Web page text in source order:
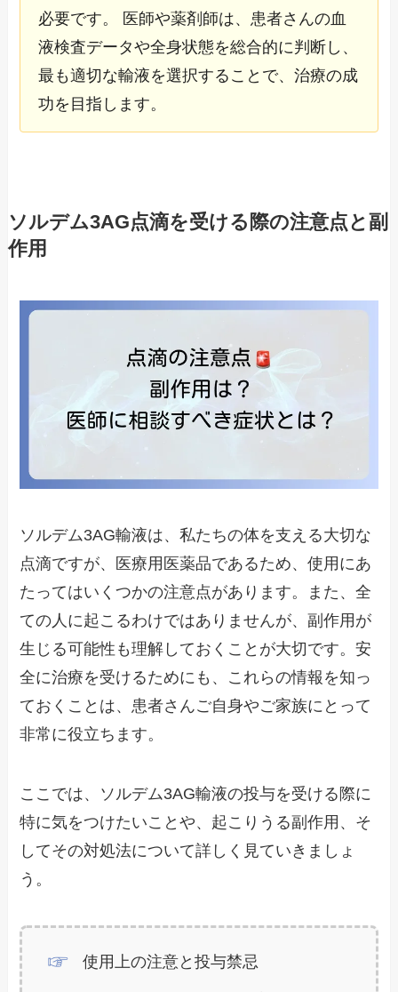
必要です。 医師や薬剤師は、患者さんの血
液検査データや全身状態を総合的に判断し、
最も適切な輸液を選択することで、治療の成
功を目指します。
ソルデム3AG点滴を受ける際の注意点と副
作用
ソルデム3AG輸液は、私たちの体を支える大切な
点滴ですが、医療用医薬品であるため、使用にあ
たってはいくつかの注意点があります。また、全
ての人に起こるわけではありませんが、副作用が
生じる可能性も理解しておくことが大切です。安
全に治療を受けるためにも、これらの情報を知っ
ておくことは、患者さんご自身やご家族にとって
非常に役立ちます。
ここでは、ソルデム3AG輸液の投与を受ける際に
特に気をつけたいことや、起こりうる副作用、そ
してその対処法について詳しく見ていきましょ
う。
使用上の注意と投与禁忌